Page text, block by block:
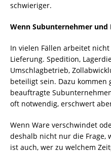
schwieriger.
Wenn Subunternehmer
In vielen Fällen arbeitet
Lieferung. Spedition,
Umschlagbetrieb,
beteiligt sein. Dazu
beauftragte
oft notwendig, erschwert
Wenn Ware verschwindet
deshalb nicht nur die Frage,
ist auch, wer zu welchem